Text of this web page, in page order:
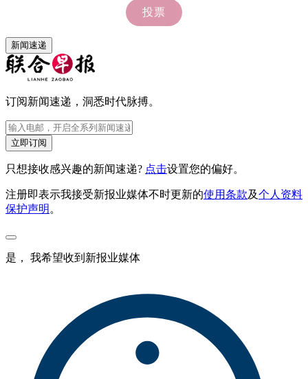
新闻速递
订阅新闻速递，洞悉时代脉搏。
立即订阅
只想接收感兴趣的新闻速递? 点击设置您的偏好。
注册即表示我接受新报业媒体不时更新的使用条款及个人资料
保护声明 。
是， 我希望收到新报业媒体